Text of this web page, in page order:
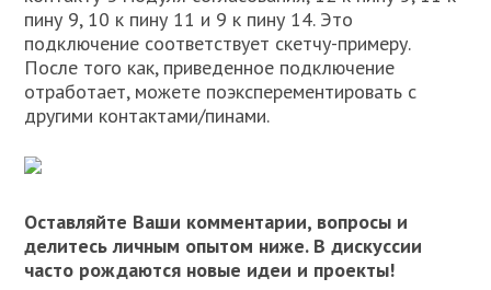
пину 9, 10 к пину 11 и 9 к пину 14. Это
подключение соответствует скетчу-примеру.
После того как, приведенное подключение
отработает, можете поэксперементировать с
другими контактами/пинами.
Оставляйте Ваши комментарии, вопросы и
делитесь личным опытом ниже. В дискуссии
часто рождаются новые идеи и проекты!